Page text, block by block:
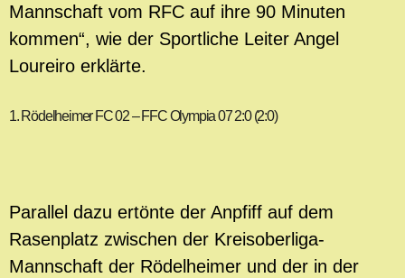
Mannschaft vom RFC auf ihre 90 Minuten
kommen“, wie der Sportliche Leiter Angel
Loureiro erklärte.
1. Rödelheimer FC 02 – FFC Olympia 07 2:0 (2:0)
Parallel dazu ertönte der Anpfiff auf dem
Rasenplatz zwischen der Kreisoberliga-
Mannschaft der Rödelheimer und der in der